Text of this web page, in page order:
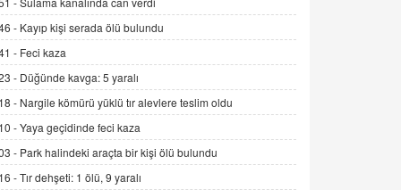
11.12.2024 12:30
DR. EKREM ASLAN
Gerçek Ne, Algı Ne? "Beraber
Yürüyoruz" Cümlesinin Peşinden
19.07.2025 12:45
GÖNÜL MENEKŞE
Şifacının Yolu
04.11.2025 12:56
- Kayıp kişi serada ölü bulundu
- Feci kaza
- Düğünde kavga: 5 yaralı
- Nargile kömürü yüklü tır alevlere teslim oldu
-Yaya geçidinde feci kaza
- Park halindeki araçta bir kişi ölü bulundu
-Tır dehşeti: 1 ölü, 9 yaralı